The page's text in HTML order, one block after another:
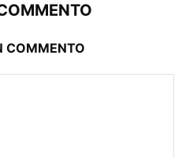
COMMENTO